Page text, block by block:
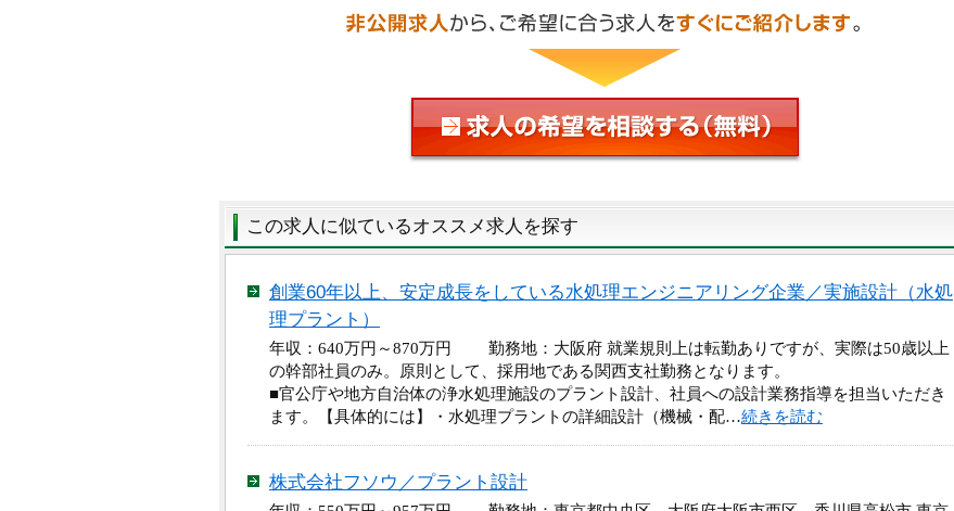
この求人に似ているオススメ求人を探す
創業60年以上、安定成長をしている水処理エンジニアリング企業／実施設計（水処
理プラント）
年収：640万円～870万円 勤務地：大阪府 就業規則上は転勤ありですが、実際は50歳以上
の幹部社員のみ。原則として、採用地である関西支社勤務となります。
■官公庁や地方自治体の浄水処理施設のプラント設計、社員への設計業務指導を担当いただき
ます。【具体的には】・水処理プラントの詳細設計（機械・配…続きを読む
株式会社フソウ／プラント設計